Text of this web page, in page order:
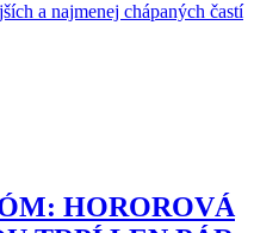
a najmenej chápaných častí
HOROROVÁ